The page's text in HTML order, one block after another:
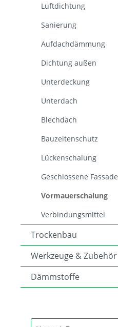
Luftdichtung
Sanierung
Aufdachdämmung
Dichtung außen
Unterdeckung
Unterdach
Blechdach
Bauzeitenschutz
Lückenschalung
Geschlossene Fassade
Vormauerschalung
Verbindungsmittel
Trockenbau
Werkzeuge & Zubehör
Dämmstoffe